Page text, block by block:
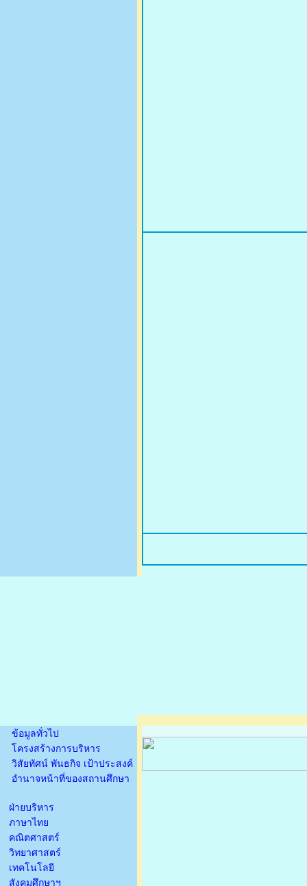
ข้อมูลทั่วไป
โครงสร้างการบริหาร
วิสัยทัศน์ พันธกิจ เป้าประสงค์
อำนาจหน้าที่ของสถานศึกษา
ฝ่ายบริหาร
ภาษาไทย
คณิตศาสตร์
วิทยาศาสตร์
เทคโนโลยี
สังคมศึกษาฯ